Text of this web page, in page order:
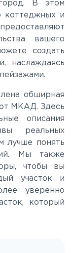
В этом
коттеджных и
вашего
создать
наслаждаясь
обширная
от МКАД. Здесь
описания
реальных
лучше понять
Мы также
чтобы вы
участок и
уверенно
который